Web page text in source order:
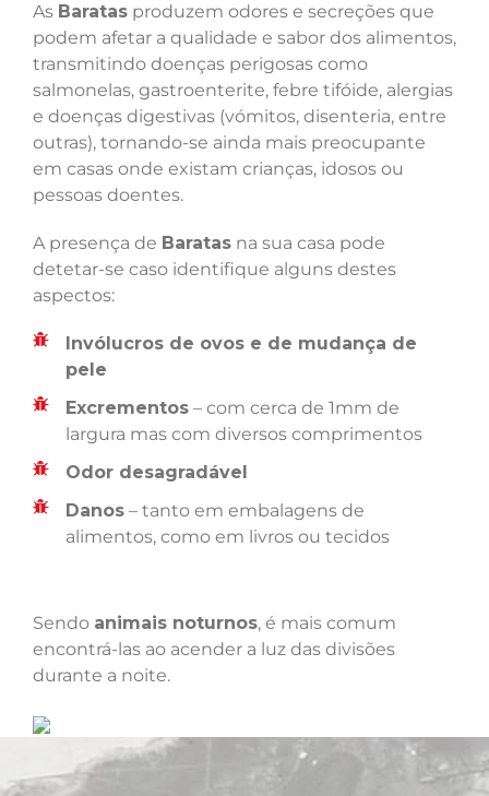
As Baratas produzem odores e secreções que
podem afetar a qualidade e sabor dos alimentos,
transmitindo doenças perigosas como
salmonelas, gastroenterite, febre tifóide, alergias
e doenças digestivas (vómitos, disenteria, entre
outras), tornando-se ainda mais preocupante
em casas onde existam crianças, idosos ou
pessoas doentes.
A presença de Baratas na sua casa pode
detetar-se caso identifique alguns destes
aspectos:
Invólucros de ovos e de mudança de
pele
Excrementos – com cerca de 1mm de
largura mas com diversos comprimentos
Odor desagradável
Danos – tanto em embalagens de
alimentos, como em livros ou tecidos
Sendo animais noturnos, é mais comum
encontrá-las ao acender a luz das divisões
durante a noite.